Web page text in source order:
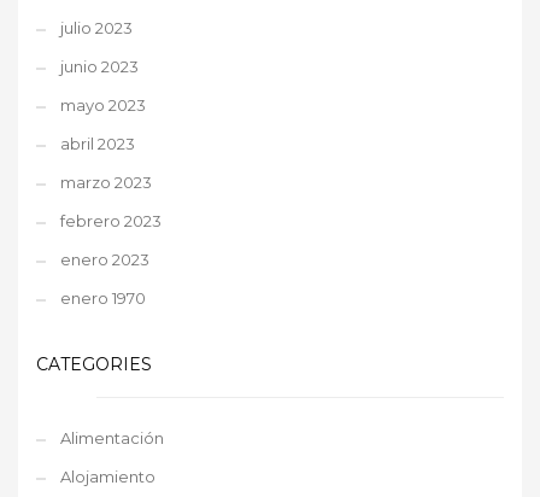
julio 2023
junio 2023
mayo 2023
abril 2023
marzo 2023
febrero 2023
enero 2023
enero 1970
CATEGORIES
Alimentación
Alojamiento